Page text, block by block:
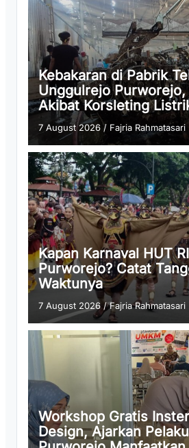
Kebakaran di Pabrik
Unggulrejo Purworejo,
Akibat Korsleting
7 August 2026/ Fajria Rahmatasari
Kapan Karnaval HUT
Purworejo? Catat
Waktunya
7 August 2026 /Fajria Rahmatasari
Workshop Gratis
Design, Ajarkan